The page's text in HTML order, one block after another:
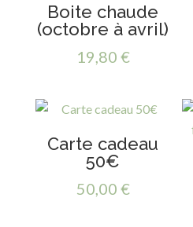
Boite chaude
(octobre à avril)
19,80 €
Carte cadeau
50€
50,00 €